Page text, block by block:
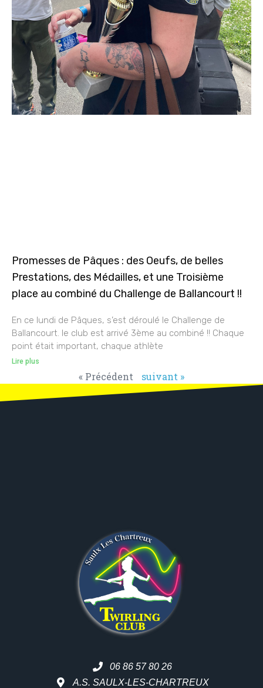
Promesses de Pâques : des Oeufs, de belles
Prestations, des Médailles, et une Troisième
place au combiné du Challenge de Ballancourt !!
En ce lundi de Pâques, s’est déroulé le Challenge de
Ballancourt. le club est arrivé 3ème au combiné !! Chaque
point était important, chaque athlète
Lire plus
« Précédent suivant »
06 86 57 80 26
A.S. SAULX-LES-CHARTREUX